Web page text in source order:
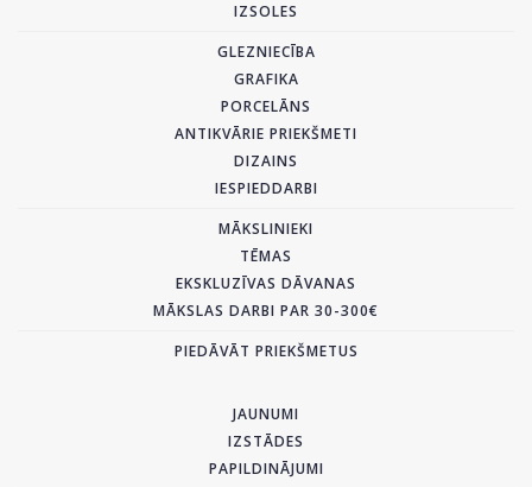
IZSOLES
GLEZNIECĪBA
GRAFIKA
PORCELĀNS
ANTIKVĀRIE PRIEKŠMETI
DIZAINS
IESPIEDDARBI
MĀKSLINIEKI
TĒMAS
EKSKLUZĪVAS DĀVANAS
MĀKSLAS DARBI PAR 30-300€
PIEDĀVĀT PRIEKŠMETUS
JAUNUMI
IZSTĀDES
PAPILDINĀJUMI